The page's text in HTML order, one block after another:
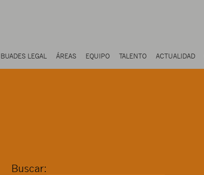
BUADES LEGAL ÁREAS EQUIPO TALENTO ACTUALIDAD
Buscar: